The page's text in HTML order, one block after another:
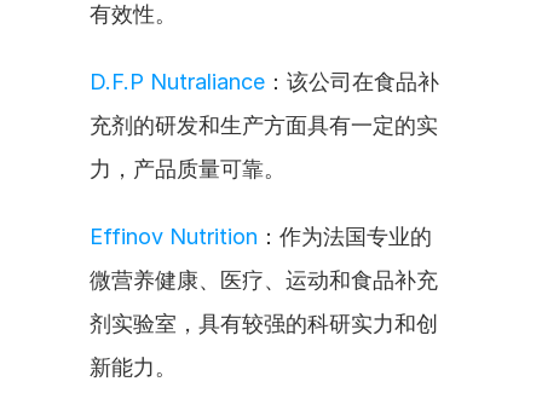
有效性。
D.F.P Nutraliance ：该公司在食品补
充剂的研发和生产方面具有一定的实
力，产品质量可靠。
Effinov Nutrition ：作为法国专业的
微营养健康、医疗、运动和食品补充
剂实验室，具有较强的科研实力和创
新能力。